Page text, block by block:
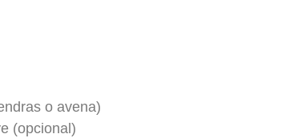
o avena)
(opcional)